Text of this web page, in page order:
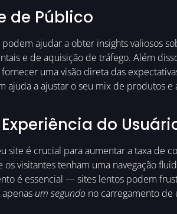
de Público
ajudar a obter insights valiosos
e de aquisição de tráfego. Além
uma visão direta das
ajuda a ajustar o seu mix de produtos
do
site é crucial para aumentar a taxa de
visitantes tenham uma navegação
é essencial — sites lentos podem
um segundo no carregamento de